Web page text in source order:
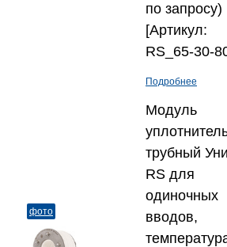
по запросу)
[Артикул:
RS_65-30-
Подробнее
фото
Модуль
трубный
RS для
одиночных
вводов,